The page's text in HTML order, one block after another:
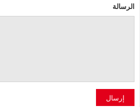
الرسالة
إرسال